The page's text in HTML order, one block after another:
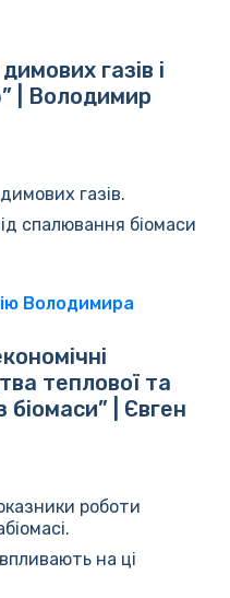
газів і
| Володимир
газів.
спалювання біомаси
Володимира
теплової та
біомаси” | Євген
роботи
на ці